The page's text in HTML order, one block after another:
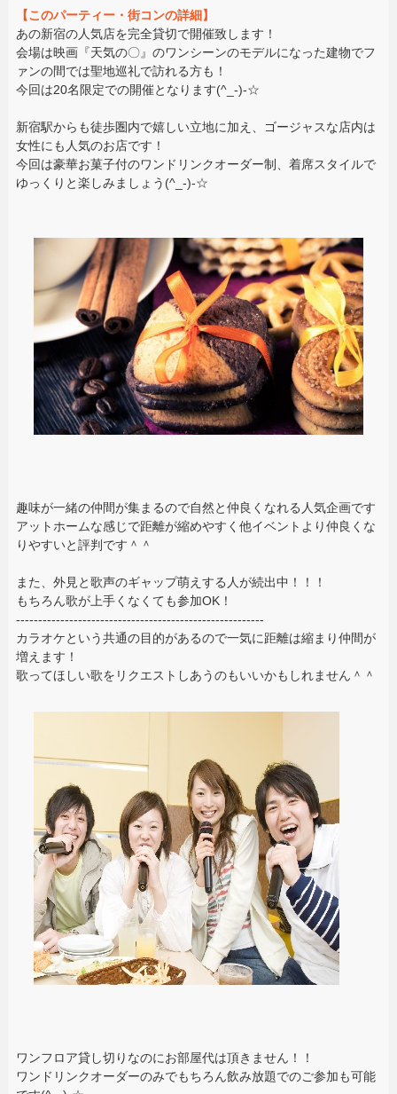
【このパーティー・街コンの詳細】
あの新宿の人気店を完全貸切で開催致します！
会場は映画『天気の〇』のワンシーンのモデルになった建物でフ
ァンの間では聖地巡礼で訪れる方も！
今回は20名限定での開催となります(^_-)-☆
新宿駅からも徒歩圏内で嬉しい立地に加え、ゴージャスな店内は
女性にも人気のお店です！
今回は豪華お菓子付のワンドリンクオーダー制、着席スタイルで
ゆっくりと楽しみましょう(^_-)-☆
趣味が一緒の仲間が集まるので自然と仲良くなれる人気企画です
アットホームな感じで距離が縮めやすく他イベントより仲良くな
りやすいと評判です＾＾
また、外見と歌声のギャップ萌えする人が続出中！！！
もちろん歌が上手くなくても参加OK！
--------------------------------------------------------
カラオケという共通の目的があるので一気に距離は縮まり仲間が
増えます！
歌ってほしい歌をリクエストしあうのもいいかもしれません＾＾
ワンフロア貸し切りなのにお部屋代は頂きません！！
ワンドリンクオーダーのみでもちろん飲み放題でのご参加も可能